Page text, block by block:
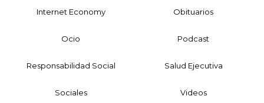
Internet Economy Obituarios
Ocio Podcast
Responsabilidad Social Salud Ejecutiva
Sociales Videos